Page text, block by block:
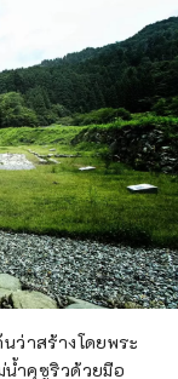
ว่าสร้างโดยพระ
น้ำคุซูริวด้วยมือ